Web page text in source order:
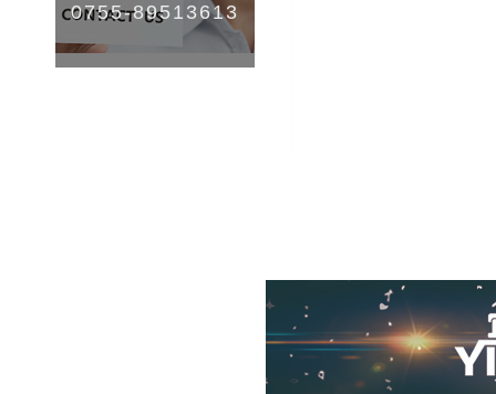
0755-89513613